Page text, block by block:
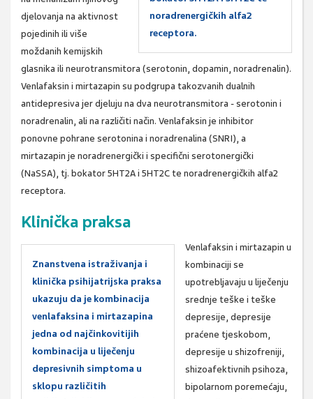
noradrenergičkih alfa2
receptora.
djelovanja na aktivnost
pojedinih ili više
moždanih kemijskih
glasnika ili neurotransmitora (serotonin, dopamin, noradrenalin).
Venlafaksin i mirtazapin su podgrupa takozvanih dualnih
antidepresiva jer djeluju na dva neurotransmitora - serotonin i
noradrenalin, ali na različiti način. Venlafaksin je inhibitor
ponovne pohrane serotonina i noradrenalina (SNRI), a
mirtazapin je noradrenergički i specifični serotonergički
(NaSSA), tj. bokator 5HT2A i 5HT2C te noradrenergičkih alfa2
receptora.
Klinička praksa
Znanstvena istraživanja i
klinička psihijatrijska praksa
ukazuju da je kombinacija
venlafaksina i mirtazapina
jedna od najčinkovitijih
kombinacija u liječenju
depresivnih simptoma u
sklopu različitih
Venlafaksin i mirtazapin u
kombinaciji se
upotrebljavaju u liječenju
srednje teške i teške
depresije, depresije
praćene tjeskobom,
depresije u shizofreniji,
shizoafektivnih psihoza,
bipolarnom poremećaju,